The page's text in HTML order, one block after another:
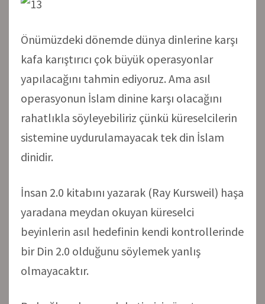
Önümüzdeki dönemde dünya dinlerine karşı
kafa karıştırıcı çok büyük operasyonlar
yapılacağını tahmin ediyoruz. Ama asıl
operasyonun İslam dinine karşı olacağını
rahatlıkla söyleyebiliriz çünkü küreselcilerin
sistemine uydurulamayacak tek din İslam
dinidir.
İnsan 2.0 kitabını yazarak (Ray Kursweil) haşa
yaradana meydan okuyan küreselci
beyinlerin asıl hedefinin kendi kontrollerinde
bir Din 2.0 olduğunu söylemek yanlış
olmayacaktır.